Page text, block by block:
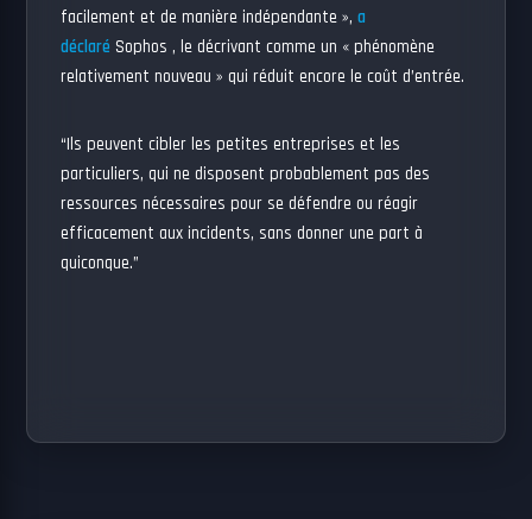
facilement et de manière indépendante »,a
déclaré Sophos , le décrivant comme un « phénomène
relativement nouveau » qui réduit encore le coût d’entrée.
“Ils peuvent cibler les petites entreprises et les
particuliers, qui ne disposent probablement pas des
ressources nécessaires pour se défendre ou réagir
efficacement aux incidents, sans donner une part à
quiconque.”